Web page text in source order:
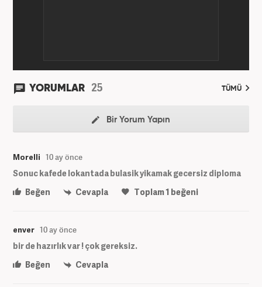
YORUMLAR 25 TÜMÜ
Bir Yorum Yapın
Morelli 10 ay önce
Sonuc kafede lokantada bulasik yikamak gecersiz diploma
Beğen
Cevapla Toplam1 beğeni
enver 10 ay önce
bir de hazırlık var ! çok gereksiz.
Beğen
Cevapla